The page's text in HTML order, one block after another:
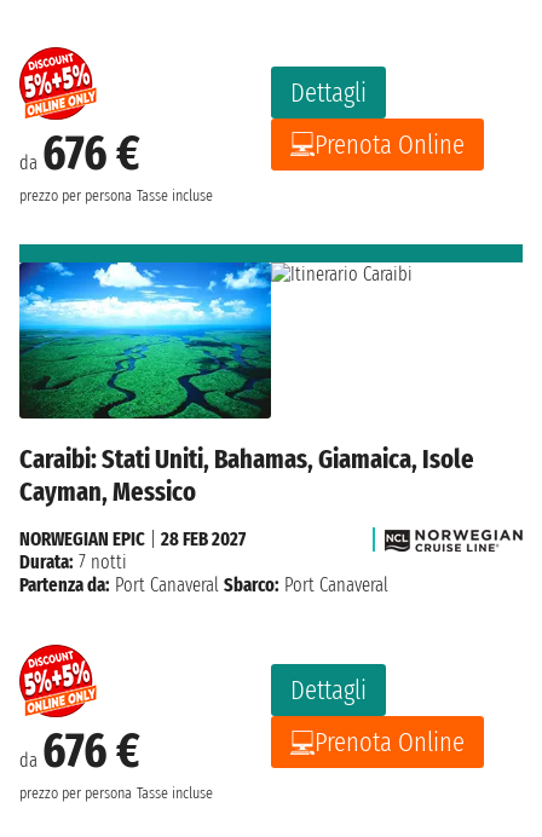
da 676 €
prezzo per persona Tasse incluse
Dettagli
Prenota Online
Caraibi: Stati Uniti, Bahamas, Giamaica, Isole
Cayman, Messico
da 676 €
prezzo per persona Tasse incluse
Dettagli
Prenota Online
NORWEGIAN EPIC
28 FEB 2027
Durata: 7 notti
Partenza da: Port Canaveral Sbarco: Port Canaveral